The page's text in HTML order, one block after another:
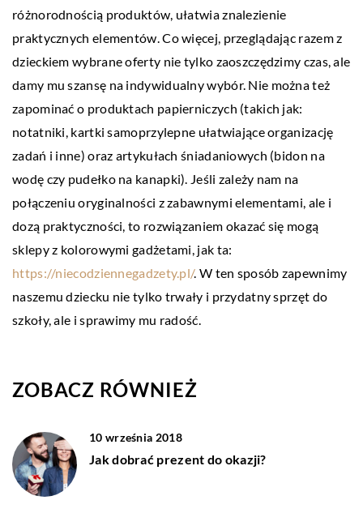
różnorodnością produktów, ułatwia znalezienie
praktycznych elementów. Co więcej, przeglądając razem z
dzieckiem wybrane oferty nie tylko zaoszczędzimy czas, ale
damy mu szansę na indywidualny wybór. Nie można też
zapominać o produktach papierniczych (takich jak:
notatniki, kartki samoprzylepne ułatwiające organizację
zadań i inne) oraz artykułach śniadaniowych (bidon na
wodę czy pudełko na kanapki). Jeśli zależy nam na
połączeniu oryginalności z zabawnymi elementami, ale i
dozą praktyczności, to rozwiązaniem okazać się mogą
sklepy z kolorowymi gadżetami, jak ta:
https://niecodziennegadzety.pl/. W ten sposób zapewnimy
naszemu dziecku nie tylko trwały i przydatny sprzęt do
szkoły, ale i sprawimy mu radość.
ZOBACZ RÓWNIEŻ
10 września 2018
Jak dobrać prezent do okazji?